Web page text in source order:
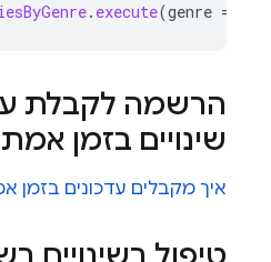
. execute(genre =
הרשמה לקבלת
שינויים בזמן אמת
איך מקבלים עדכונים בזמן